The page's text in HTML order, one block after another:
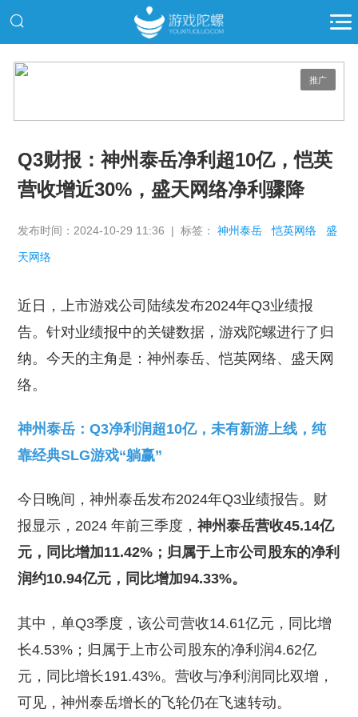
推广
Q3财报：神州泰岳净利超10亿，恺英
营收增近30%，盛天网络净利骤降
发布时间：2024-10-29 11:36 | 标签：神州泰岳 恺英网络 盛
天网络
近日，上市游戏公司陆续发布2024年Q3业绩报
告。针对业绩报中的关键数据，游戏陀螺进行了归
纳。今天的主角是：神州泰岳、恺英网络、盛天网
络。
神州泰岳：Q3净利润超10亿，未有新游上线，纯
靠经典SLG游戏“躺赢”
今日晚间，神州泰岳发布2024年Q3业绩报告。财
报显示，2024 年前三季度，神州泰岳营收45.14亿
元，同比增加11.42%；归属于上市公司股东的净利
润约10.94亿元，同比增加94.33%。
其中，单Q3季度，该公司营收14.61亿元，同比增
长4.53%；归属于上市公司股东的净利润4.62亿
元，同比增长191.43%。营收与净利润同比双增，
可见，神州泰岳增长的飞轮仍在飞速转动。